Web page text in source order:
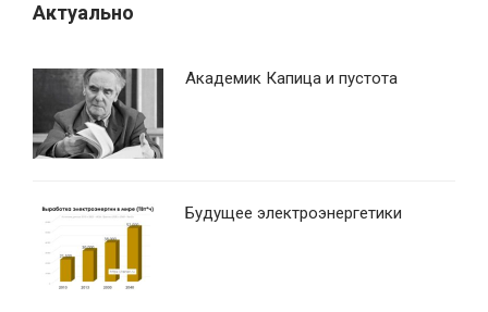
Актуально
Академик Капица и пустота
Будущее электроэнергетики